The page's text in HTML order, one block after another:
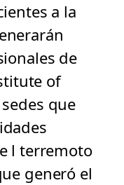
a la
de
of
que
l terremoto
generó el